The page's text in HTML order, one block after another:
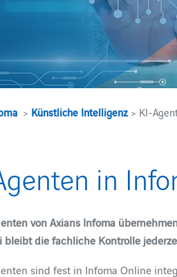
> Künstliche Intelligenz > KI-
in
von Axians Infoma
bleibt die fachliche Kontrolle
sind fest in Infoma Online